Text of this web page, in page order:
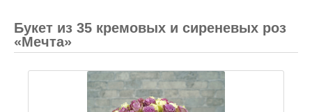
Букет из 35 кремовых и сиреневых роз
«Мечта»